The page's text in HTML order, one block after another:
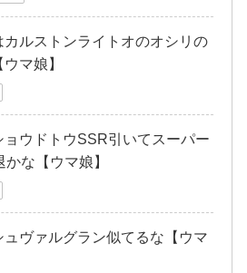
ルストンライトオのオシリの
マ娘】
ョウドトウSSR引いてスーパー
な【ウマ娘】
ヴァルグラン似てるな【ウマ